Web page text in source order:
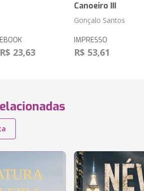
EBOOK
R$ 23,63
Canoeiro III
Gonçalo Santos
IMPRESSO
R$ 53,61